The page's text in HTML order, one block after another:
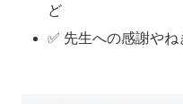
ど
✅ 先生への感謝や